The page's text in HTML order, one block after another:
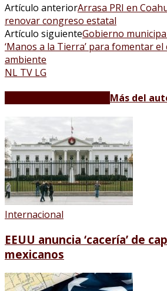
Artículo anteriorArrasa PRI en
renovar congreso estatal
Artículo siguienteGobierno
‘Manos a la Tierra’ para fomentar
ambiente
NL TV LG
Más del
Internacional
EEUU anuncia ‘cacería’ de
mexicanos